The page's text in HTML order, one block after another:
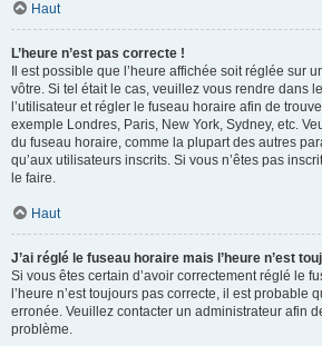
Haut
L’heure n’est pas correcte !
Il est possible que l’heure affichée soit réglée sur
vôtre. Si tel était le cas, veuillez vous rendre dans
l’utilisateur et régler le fuseau horaire afin de
exemple Londres, Paris, New York, Sydney, etc.
du fuseau horaire, comme la plupart des autres
qu’aux utilisateurs inscrits. Si vous n’êtes pas
le faire.
Haut
J’ai réglé le fuseau horaire mais l’heure n’est
Si vous êtes certain d’avoir correctement réglé le
l’heure n’est toujours pas correcte, il est probable
erronée. Veuillez contacter un administrateur afin
problème.